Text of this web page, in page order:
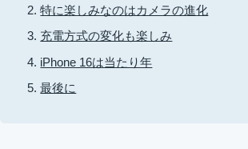
特に楽しみなのはカメラの進化
充電方式の変化も楽しみ
iPhone 16は当たり年
最後に